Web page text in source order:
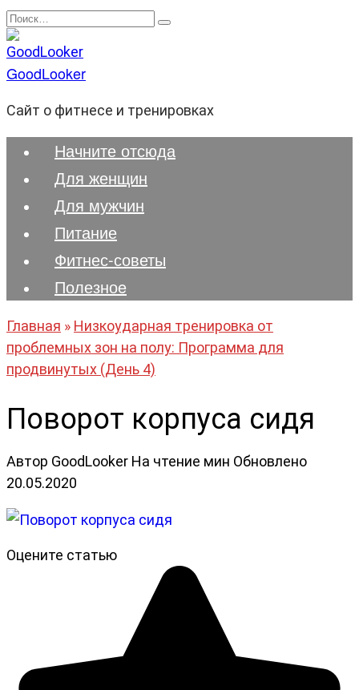
Перейти
к
содержанию
Search
for:
GoodLooker
Сайт о фитнесе и тренировках
Начните отсюда
Для женщин
Для мужчин
Питание
Фитнес-советы
Полезноe
Главная » Низкоударная тренировка от
проблемных зон на полу: Программа для
продвинутых (День 4)
Поворот корпуса сидя
Автор GoodLooker На чтение мин Обновлено
20.05.2020
Оцените статью